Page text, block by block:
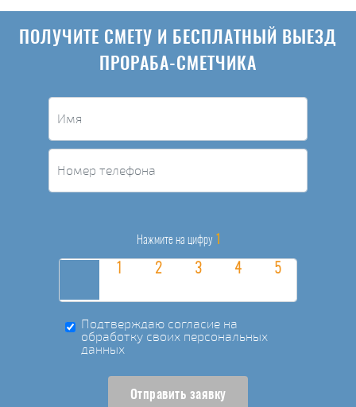
ПОЛУЧИТЕ СМЕТУ И БЕСПЛАТНЫЙ ВЫЕЗД
ПРОРАБА-СМЕТЧИКА
Нажмите на цифру 1
Подтверждаю согласие на
обработку своих персональных
данных
Отправить заявку